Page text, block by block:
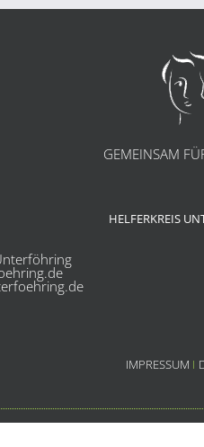
GEMEINSAM
HELFERKREIS
IMPRESSUM I